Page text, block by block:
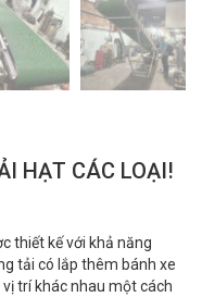
HẠT CÁC LOẠI!
thiết kế với khả năng
tải có lắp thêm bánh xe
trí khác nhau một cách